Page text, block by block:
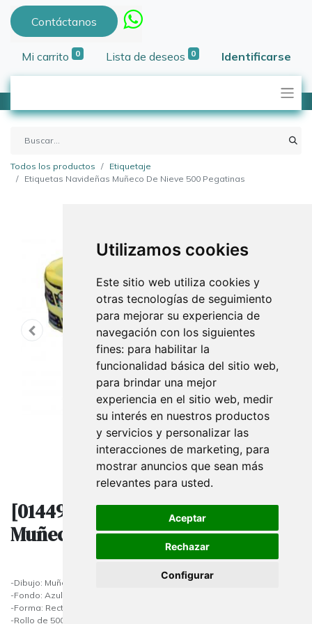
Utilizamos cookies
Este sitio web utiliza cookies y
otras tecnologías de seguimiento
para mejorar su experiencia de
navegación con los siguientes
fines: para habilitar la
funcionalidad básica del sitio web,
para brindar una mejor
experiencia en el sitio web, medir
su interés en nuestros productos
y servicios y personalizar las
interacciones de marketing, para
mostrar anuncios que sean más
relevantes para usted.
Aceptar
Rechazar
Configurar
Contáctanos
Mi carrito 0 Lista de deseos 0 Identificarse
Todos los productos
Etiquetaje
Etiquetas Navideñas Muñeco De Nieve 500 Pegatinas
[014492-500] Etiquetas Navideñas
Muñeco De Nieve 500 Pegatinas
-Dibujo: Muñeco de Nieve
-Fondo: Azul
-Forma: Rectangular
-Rollo de 500 Etiquetas